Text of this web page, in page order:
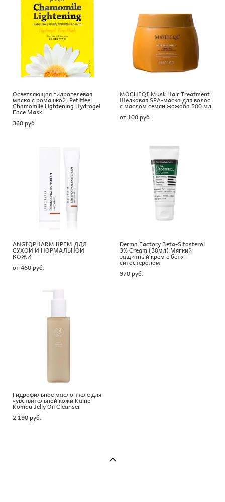
Осветляющая гидрогелевая
маска с ромашкой; Petitfee
Chamomile Lightening Hydrogel
Face Mask
360 pуб.
MOCHEQI Musk Hair Treatment
Шелковая SPA-маска для волос
с маслом семян жожоба 500 мл
от 100 pуб.
ANGIOPHARM КРЕМ ДЛЯ
СУХОЙ И НОРМАЛЬНОЙ
КОЖИ
от 460 pуб.
Derma Factory Beta-Sitosterol
3% Cream (30мл) Мягкий
защитный крем с бета-
ситостеролом
970 pуб.
Гидрофильное масло-желе для
чувствительной кожи Kaine
Kombu Jelly Oil Cleanser
2 190 pуб.